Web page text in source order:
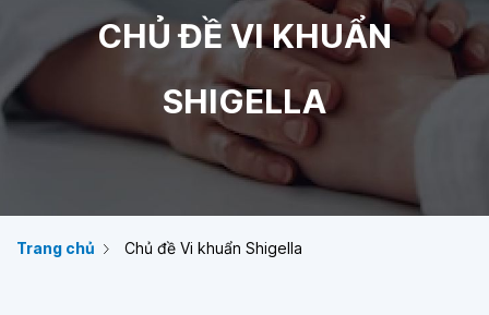
CHỦ ĐỀ VI KHUẨN
SHIGELLA
Trang chủ Chủ đề Vi khuẩn Shigella